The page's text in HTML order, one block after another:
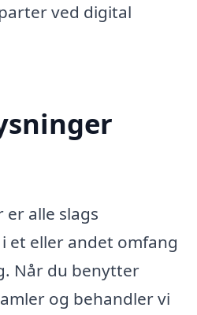
ved digital
alle slags
et eller andet omfang
Når du benytter
og behandler vi